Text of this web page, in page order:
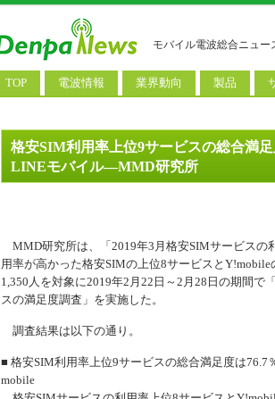
モバイル電波総合ニュー
TOP 電波情報
基地局ニュース
モバイル政策
業界動向
決算情報
M&A/業務提携
製品
スマートフ
IoT/M2M
パソコン
ロボット
格安SIM利用率上位9サービスの総合満
LINEモバイル―MMD研究所
MMD研究所は、「2019年3月格安SIMサービスの
用率が高かった格安SIMの上位8サービスと
1,350人を対象に2019年2月22日～2月28日の期間で
スの満足度調査」を実施した。
調査結果は以下の通り。
■ 格安SIM利用率上位9サービスの総合満足度は76.7
mobile